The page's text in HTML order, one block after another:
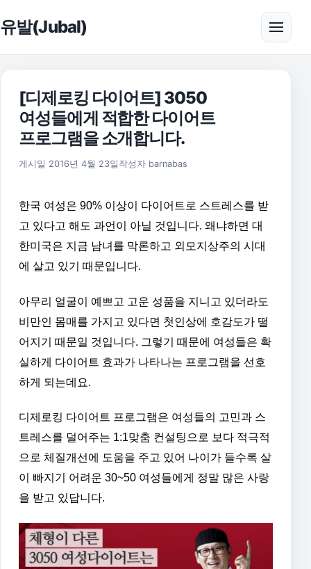
유발(Jubal) 메뉴
[디제로킹 다이어트] 3050
여성들에게 적합한 다이어트
프로그램을 소개합니다.
게시일 2016년 4월 23일 2017년 2월 8일
작성자 barnabas
한국 여성은 90% 이상이 다이어트로 스트레스를 받
고 있다고 해도 과언이 아닐 것입니다. 왜냐하면 대
한미국은 지금 남녀를 막론하고 외모지상주의 시대
에 살고 있기 때문입니다.
아무리 얼굴이 예쁘고 고운 성품을 지니고 있더라도
비만인 몸매를 가지고 있다면 첫인상에 호감도가 떨
어지기 때문일 것입니다. 그렇기 때문에 여성들은 확
실하게 다이어트 효과가 나타나는 프로그램을 선호
하게 되는데요.
디제로킹 다이어트 프로그램은 여성들의 고민과 스
트레스를 덜어주는 1:1맞춤 컨설팅으로 보다 적극적
으로 체질개선에 도움을 주고 있어 나이가 들수록 살
이 빠지기 어려운 30~50 여성들에게 정말 많은 사랑
을 받고 있답니다.